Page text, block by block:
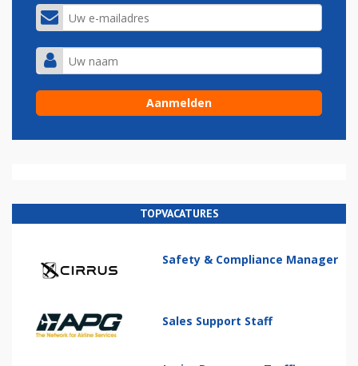
TOPVACATURES
Safety & Compliance Manager
Sales Support Staff